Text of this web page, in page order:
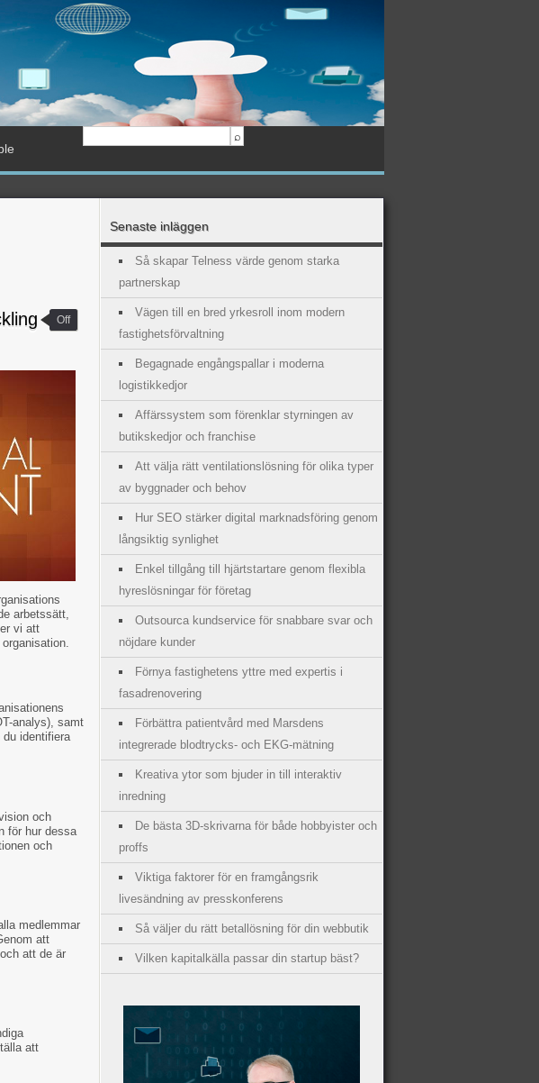
Off
arbetssätt,
vi att
analys), samt
identifiera
och
för hur dessa
och
medlemmar
att
att de är
att
Senaste inläggen
Så skapar Telness värde genom starka
partnerskap
Vägen till en bred yrkesroll inom modern
fastighetsförvaltning
Begagnade engångspallar i moderna
logistikkedjor
Affärssystem som förenklar styrningen av
butikskedjor och franchise
Att välja rätt ventilationslösning för olika typer
av byggnader och behov
Hur SEO stärker digital marknadsföring genom
långsiktig synlighet
Enkel tillgång till hjärtstartare genom flexibla
hyreslösningar för företag
Outsourca kundservice för snabbare svar och
nöjdare kunder
Förnya fastighetens yttre med expertis i
fasadrenovering
Förbättra patientvård med Marsdens
integrerade blodtrycks- och EKG-mätning
Kreativa ytor som bjuder in till interaktiv
inredning
De bästa 3D-skrivarna för både hobbyister och
proffs
Viktiga faktorer för en framgångsrik
livesändning av presskonferens
Så väljer du rätt betallösning för din webbutik
Vilken kapitalkälla passar din startup bäst?